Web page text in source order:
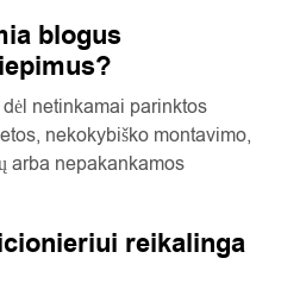
blogus
netinkamai parinktos
nekokybiško montavimo,
arba nepakankamos
reikalinga